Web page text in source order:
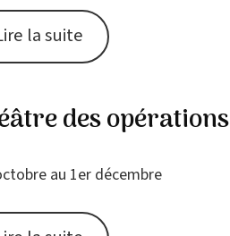
la suite
des opérations
au 1er décembre